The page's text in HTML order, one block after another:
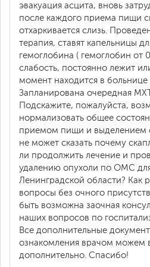
эвакуация асцита, вновь
после каждого приема пищи
отхаркивается слизь.
терапия, ставят капельницы
гемоглобина ( гемоглобин от
слабость, постоянно лежит
момент находится в больнице
Запланирована очередная
Подскажите, пожалуйста,
нормализовать общее
приемом пищи и выделением
не может сказать почему
ли продолжить лечение и
удалению опухоли по ОМС
Ленинградской области? Как
вопросы без очного
быть возможна заочная
наших вопросов по
Все дополнительные
ознакомления врачом можем
дополнительно. Спасибо!